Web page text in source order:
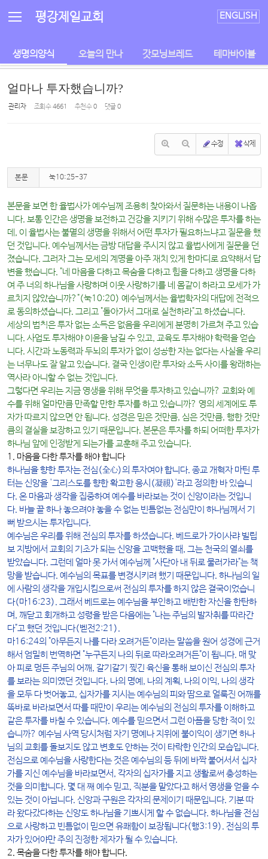
평강제일교회 ENGLISH
생명의양식 오늘의 만나 갓모닝브레드 테마바이블
얼마나 투자했습니까?
관리자 조회 수4661 추천 수0 댓글0
수정 삭제
본문 눅10:25-37
본문을 보면 한 율법사가 예수님께 조용히 찾아와서 질문하는 내용이 나옵
니다. 보통 인간은 생명을 보전하고 건강을 지키기 위해 수많은 투자를 하는
데, 이 율법사는 불멸의 생명을 위해서 어떤 투자가 필요하느냐고 질문을 했
던 것입니다. 예수님께서는 금방 대답을 주시지 않고 율법사에게 질문을 던
졌습니다. 그러자 그는 모세의 계명을 아주 재치 있게 한마디로 요약해서 답
변을 했습니다. "네 마음을 다하고 목숨을 다하고 힘을 다하고 생명을 다하
여 주 너의 하나님을 사랑하며 이웃 사랑하기를 네 몸같이 하라고 모세가 가
르치지 않았습니까?"(눅10:20) 예수님께서는 율법학자의 대답에 전적으
로 동의하셨습니다. 그리고 "돌아가서 그대로 실천하라"고 하셨습니다.
세상의 법칙은 투자 없는 소득은 없음을 우리에게 분명히 가르쳐 주고 있습
니다. 사업도 투자해야 이윤을 남길 수 있고, 교육도 투자해야 학력을 얻습
니다. 시간과 노동력과 두뇌의 투자가 없이 성공한 자는 없다는 사실을 우리
는 너무나도 잘 알고 있습니다. 결국 인생이란 투자와 소득 사이를 왕래하는
역사라 아니할 수 없는 것입니다.
그렇다면 우리는 지금 영생을 위해 무엇을 투자하고 있습니까? 교회와 예
수를 위해 얼마만큼 만족할 만한 투자를 하고 있습니까? 영의 세계에도 투
자가 따르지 않으면 안 됩니다. 성경은 믿은 것만큼, 심은 것만큼, 행한 것만
큼의 결실을 보장하고 있기 때문입니다. 본문은 투자를 하되 어떠한 투자가
하나님 앞에 인정받게 되는가를 교훈해 주고 있습니다.
1. 마음을 다한 투자를 해야 합니다
하나님을 향한 투자는전심(全心)의 투자여야 합니다. 종교 개혁자 마틴 루
터는 신앙을 '그리스도를 향한 확고한 응시(凝視)'라고 정의한 바 있습니
다. 온 마음과 생각을 집중하여 예수를 바라보는 것이 신앙이라는 것입니
다. 바늘 끝 하나 놓으려야 놓을 수 없는 빈틈없는 전심만이 하나님께서 기
뻐 받으시는 투자입니다.
예수님은 우리를 위해 전심의 투자를 하셨습니다. 베드로가 가이사랴 빌립
보 지방에서 교회의 기초가 되는 신앙을 고백했을 때, 그는 천국의 열쇠를
받았습니다. 그런데 얼마 못 가서 예수님께 "사단아 내 뒤로 물러가라"는 책
망을 받습니다. 예수님의 목표를 변경시키려 했기 때문입니다. 하나님의 일
에 사람의 생각을 개입시킴으로써 전심의 투자를 하지 않은 결국이었습니
다(마16:23). 그래서 베드로는 예수님을 부인하고 배반한 자신을 한탄하
며, 깨닫고 회개하고 성령을 받은 다음에는 "나는 주님의 발자취를 따라간
다"고 했던 것입니다(벧전2:21).
마16:24의 "아무든지 나를 다라 오려거든"이라는 말씀을 원어 성경에 근거
해서 엄밀히 번역하면 "누구든지 나의 뒤로 따라오려거든"이 됩니다. 매 맞
아 피로 멍든 주님의 어깨, 갈기갈기 찢긴 육신을 통해 보이신 전심의 투자
를 보라는 의미였던 것입니다. 나의 명예, 나의 계획, 나의 이익, 나의 생각
을 모두 다 벗어놓고, 십자가를 지시는 예수님의 피와 땀으로 얼룩진 어깨를
똑바로 바라보면서 따를 때만이 우리는 예수님의 전심의 투자를 이해하고
같은 투자를 바칠 수 있습니다. 예수를 믿으면서 그런 아픔을 당한 적이 있
습니까? 예수님 사역 당시처럼 자기 명예나 지위에 불이익이 생기면 하나
님의 교회를 돌보지도 않고 변호도 안하는 것이 타락한 인간의 모습입니다.
전심으로 예수님을 사랑한다는 것은 예수님의 등 뒤에 바짝 붙어서서 십자
가를 지신 예수님을 바라보면서, 각자의 십자가를 지고 생활로써 충성하는
것을 의미합니다. 몇 대 째 예수 믿고, 직분을 맡았다고 해서 영생을 얻을 수
있는 것이 아닙니다. 신앙과 구원은 각자의 문제이기 때문입니다. 기분 따
라 왔다갔다하는 신앙도 하나님을 기쁘시게 할 수 없습니다. 하나님을 전심
으로 사랑하고 빈틈없이 믿으면 유쾌함이 보장됩니다(행3:19). 전심의 투
자가 있어야만 주의 진정한 제자가 될 수 있습니다.
2. 목숨을 다한 투자를 해야 합니다.